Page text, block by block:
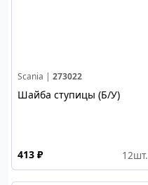
Scania | 273022
Шайба ступицы (Б/У)
413 ₽ 12шт.